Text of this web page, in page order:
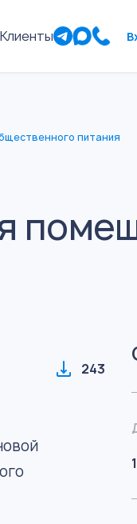
Клиенты
питания
243